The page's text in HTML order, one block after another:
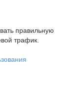
правильную
трафик.